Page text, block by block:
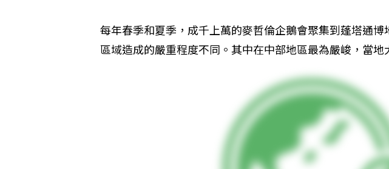
每年春季和夏季，成千上萬的麥哲倫企鵝會聚集到蓬塔通
區域造成的嚴重程度不同。其中在中部地區最為嚴峻，當地